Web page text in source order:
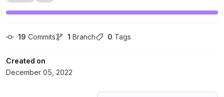
19 Commits 1 Branch 0 Tags
Created on
December 05, 2022